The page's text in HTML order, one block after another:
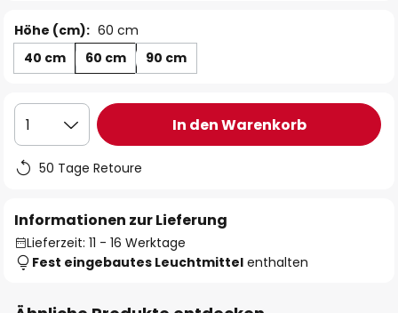
Höhe (cm): 60 cm
40 cm
60 cm 90 cm
1 In den Warenkorb
50 Tage Retoure
Informationen zur Lieferung
Lieferzeit: 11 - 16 Werktage
Fest eingebautes Leuchtmittel enthalten